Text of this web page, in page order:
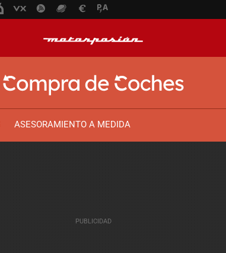
ASESORAMIENTO A MEDIDA